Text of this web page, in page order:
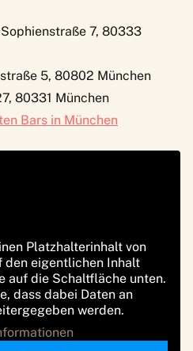
7, 80333
5, 80802 München
80331 München
Bars in München
Platzhalterinhalt von
den eigentlichen Inhalt
auf die Schaltfläche unten.
dass dabei Daten an
werden.